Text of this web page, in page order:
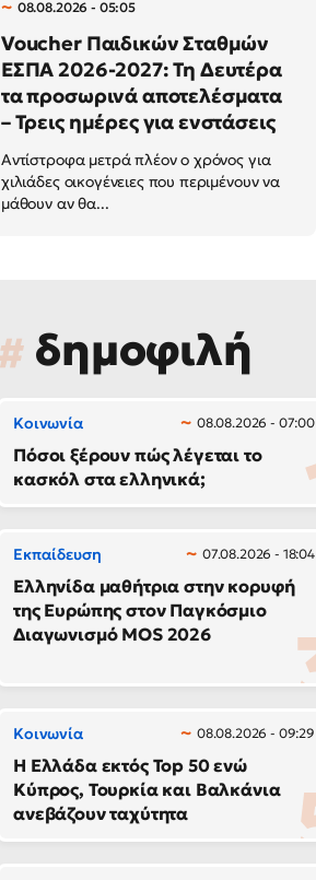
08.08.2026 - 05:05
Voucher Παιδικών Σταθμών
ΕΣΠΑ 2026-2027: Τη Δευτέρα
τα προσωρινά αποτελέσματα
– Τρεις ημέρες για ενστάσεις
Αντίστροφα μετρά πλέον ο χρόνος για
χιλιάδες οικογένειες που περιμένουν να
μάθουν αν θα...
δημοφιλή
Κοινωνία 08.08.2026 - 07:00
Πόσοι ξέρουν πώς λέγεται το
κασκόλ στα ελληνικά;
Εκπαίδευση 07.08.2026 - 18:04
Ελληνίδα μαθήτρια στην κορυφή
της Ευρώπης στον Παγκόσμιο
Διαγωνισμό MOS 2026
Κοινωνία 08.08.2026 - 09:29
Η Ελλάδα εκτός Top 50 ενώ
Κύπρος, Τουρκία και Βαλκάνια
ανεβάζουν ταχύτητα